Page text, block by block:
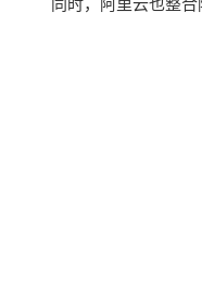
同时，阿里云也整